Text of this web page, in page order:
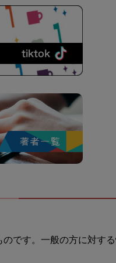
です。一般の方に対す